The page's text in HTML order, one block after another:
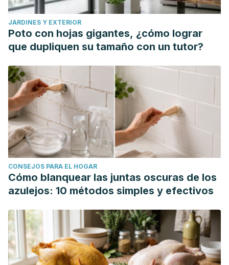
JARDINES Y EXTERIOR
Poto con hojas gigantes, ¿cómo lograr
que dupliquen su tamaño con un tutor?
CONSEJOS PARA EL HOGAR
Cómo blanquear las juntas oscuras de los
azulejos: 10 métodos simples y efectivos